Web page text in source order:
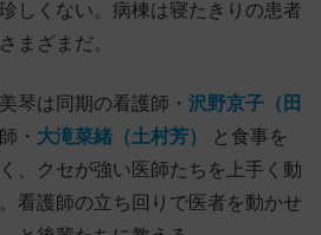
しくない。病棟は寝たきりの患者
まざまだ。
琴は同期の看護師・ 沢野京子（田
・ 大滝菜緒（土村芳）
と食事を
、クセが強い医師たちを上手く動
看護師の立ち回りで医者を動かせ